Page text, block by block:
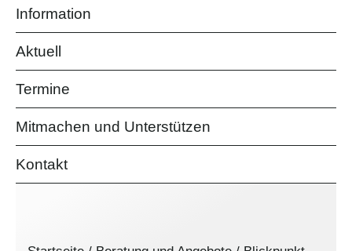
Information
Aktuell
Termine
Mitmachen und Unterstützen
Kontakt